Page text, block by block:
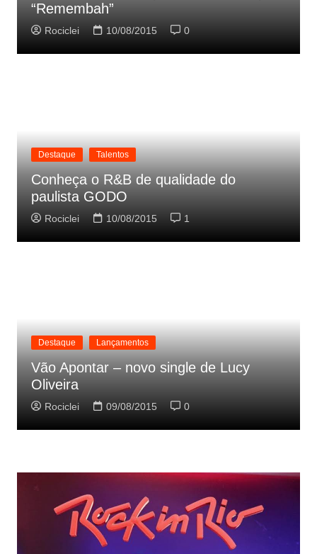
“Remembah”
Rociclei 10/08/2015 0
Destaque Talentos
Conheça o R&B de qualidade do
paulista GODO
Rociclei 10/08/2015 1
Destaque Lançamentos
Vão Apontar – novo single de Lucy
Oliveira
Rociclei 09/08/2015 0